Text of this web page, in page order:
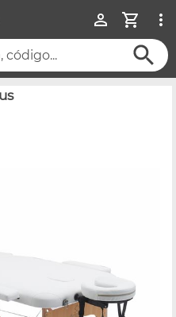
código...